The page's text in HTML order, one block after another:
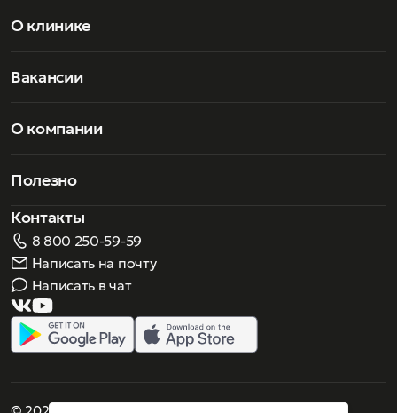
О клинике
Вакансии
О компании
Полезно
Контакты
8 800 250-59-59
Написать на почту
Написать в чат